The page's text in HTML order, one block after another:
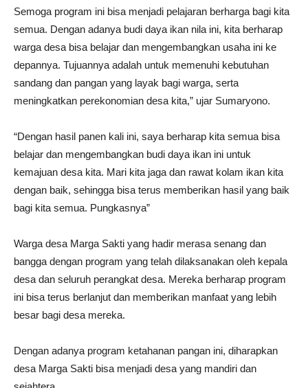
Semoga program ini bisa menjadi pelajaran berharga bagi kita
semua. Dengan adanya budi daya ikan nila ini, kita berharap
warga desa bisa belajar dan mengembangkan usaha ini ke
depannya. Tujuannya adalah untuk memenuhi kebutuhan
sandang dan pangan yang layak bagi warga, serta
meningkatkan perekonomian desa kita,” ujar Sumaryono.
“Dengan hasil panen kali ini, saya berharap kita semua bisa
belajar dan mengembangkan budi daya ikan ini untuk
kemajuan desa kita. Mari kita jaga dan rawat kolam ikan kita
dengan baik, sehingga bisa terus memberikan hasil yang baik
bagi kita semua. Pungkasnya”
Warga desa Marga Sakti yang hadir merasa senang dan
bangga dengan program yang telah dilaksanakan oleh kepala
desa dan seluruh perangkat desa. Mereka berharap program
ini bisa terus berlanjut dan memberikan manfaat yang lebih
besar bagi desa mereka.
Dengan adanya program ketahanan pangan ini, diharapkan
desa Marga Sakti bisa menjadi desa yang mandiri dan